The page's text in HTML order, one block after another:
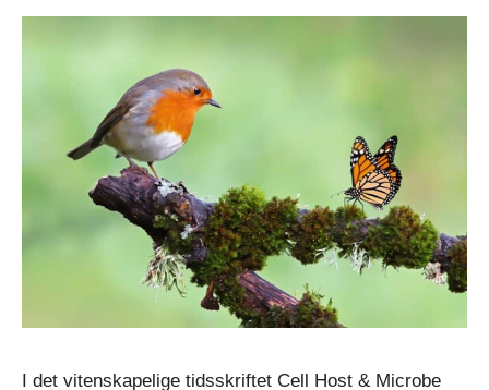
I det vitenskapelige tidsskriftet Cell Host & Microbe